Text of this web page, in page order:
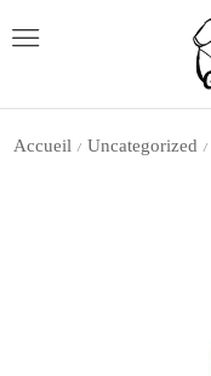
Accueil / Uncategorized /